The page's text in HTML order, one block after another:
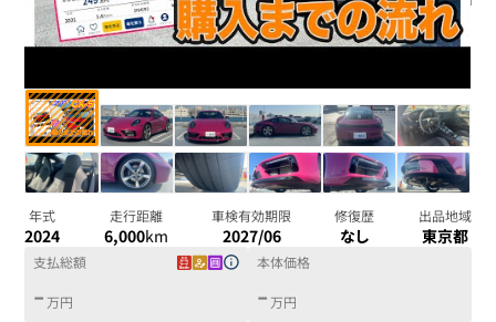
年式
2024
走行距離
6,000km
車検有効期限
2027/06
修復歴
なし
出品地域
東京都
支払総額
- 万円
本体価格
- 万円